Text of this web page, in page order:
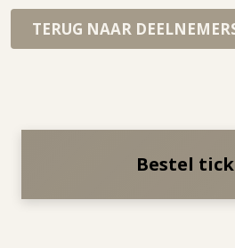
TERUG NAAR
Bestel